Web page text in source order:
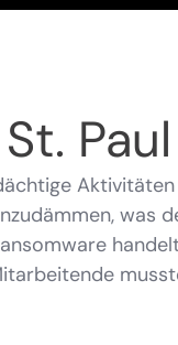
Paul
was